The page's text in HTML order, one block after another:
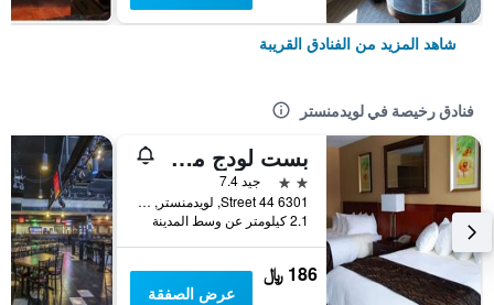
شاهد المزيد من الفنادق القريبة
فنادق رخيصة في لويدمنستر
بست لودج موتل
2 نجمتين
جيد 7.4
6301 44 Street, لويدمنستر, SK, كندا
2.1 كيلومتر عن وسط المدينة
186 ﷼
عرض الصفقة